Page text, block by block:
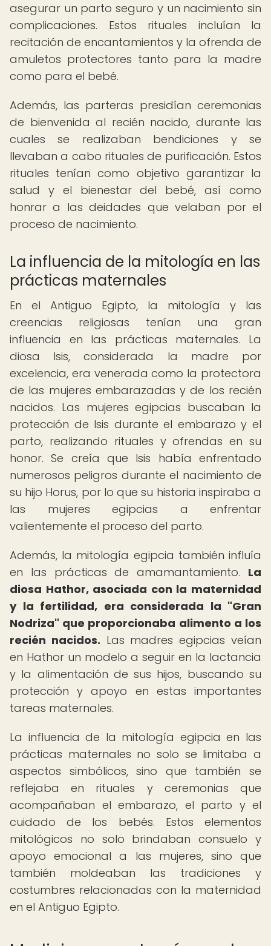
asegurar un parto seguro y un nacimiento sin
complicaciones. Estos rituales incluían la
recitación de encantamientos y la ofrenda de
amuletos protectores tanto para la madre
como para el bebé.
Además, las parteras presidían ceremonias
de bienvenida al recién nacido, durante las
cuales se realizaban bendiciones y se
llevaban a cabo rituales de purificación. Estos
rituales tenían como objetivo garantizar la
salud y el bienestar del bebé, así como
honrar a las deidades que velaban por el
proceso de nacimiento.
La influencia de la mitología en las
prácticas maternales
En el Antiguo Egipto, la mitología y las
creencias religiosas tenían una gran
influencia en las prácticas maternales. La
diosa Isis, considerada la madre por
excelencia, era venerada como la protectora
de las mujeres embarazadas y de los recién
nacidos. Las mujeres egipcias buscaban la
protección de Isis durante el embarazo y el
parto, realizando rituales y ofrendas en su
honor. Se creía que Isis había enfrentado
numerosos peligros durante el nacimiento de
su hijo Horus, por lo que su historia inspiraba a
las mujeres egipcias a enfrentar
valientemente el proceso del parto.
Además, la mitología egipcia también influía
en las prácticas de amamantamiento. La
diosa Hathor, asociada con la maternidad
y la fertilidad, era considerada la "Gran
Nodriza" que proporcionaba alimento a los
recién nacidos. Las madres egipcias veían
en Hathor un modelo a seguir en la lactancia
y la alimentación de sus hijos, buscando su
protección y apoyo en estas importantes
tareas maternales.
La influencia de la mitología egipcia en las
prácticas maternales no solo se limitaba a
aspectos simbólicos, sino que también se
reflejaba en rituales y ceremonias que
acompañaban el embarazo, el parto y el
cuidado de los bebés. Estos elementos
mitológicos no solo brindaban consuelo y
apoyo emocional a las mujeres, sino que
también moldeaban las tradiciones y
costumbres relacionadas con la maternidad
en el Antiguo Egipto.